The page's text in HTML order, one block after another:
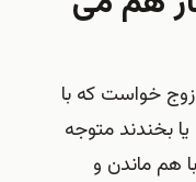
خواست که با
بخندند متوجه
هم ماندن و